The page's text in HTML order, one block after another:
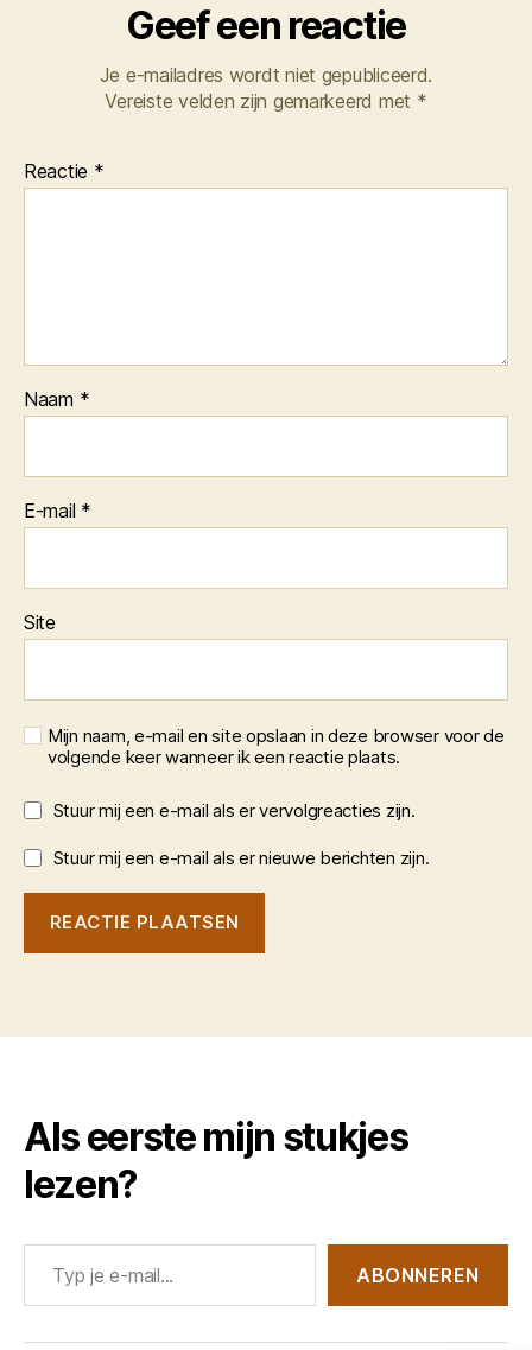
Geef een reactie
Je e-mailadres wordt niet gepubliceerd.
Vereiste velden zijn gemarkeerd met *
Reactie *
Naam *
E-mail *
Site
Mijn naam, e-mail en site opslaan in deze browser voor de
volgende keer wanneer ik een reactie plaats.
Stuur mij een e-mail als er vervolgreacties zijn.
Stuur mij een e-mail als er nieuwe berichten zijn.
Als eerste mijn stukjes
lezen?
Typ je e-mail...
ABONNEREN